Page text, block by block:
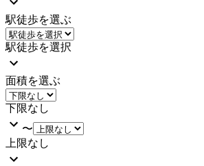
駅徒歩を選ぶ
駅徒歩を選択
面積を選ぶ
下限なし
〜
上限なし